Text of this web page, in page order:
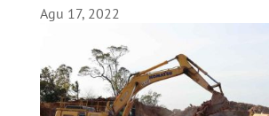
Agu 17, 2022